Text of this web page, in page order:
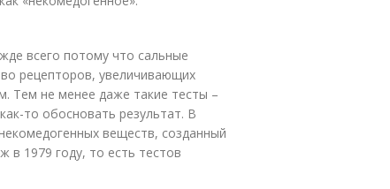
всего потому что сальные
рецепторов, увеличивающих
Тем не менее даже такие тесты –
то обосновать результат. В
веществ, созданный
1979 году, то есть тестов